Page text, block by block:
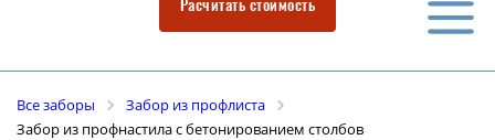
Расчитать стоимость
Все заборы
Забор из профлиста
Забор из профнастила с бетонированием столбов